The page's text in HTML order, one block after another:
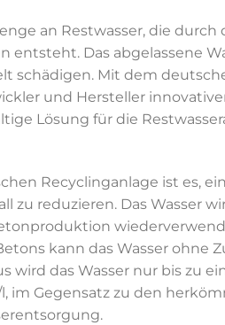
an Restwasser, die durch
entsteht. Das abgelassene
schädigen. Mit dem
und Hersteller
Lösung für die
Recyclinganlage ist es,
zu reduzieren. Das Wasser
kann das Wasser ohne
wird das Wasser nur bis zu
im Gegensatz zu den